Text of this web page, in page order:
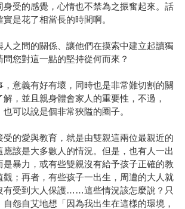
身受的感覺，心情也不禁為之振奮起來。話
是花了相當長的時間啊。
人之間的關係、讓他們在摸索中建立起讀獨
您對這一點的堅持從何而來？
，意義有好有壞，同時也是非常難切割的關
，並且親身體會家人的重要性，不過，
也可以說是個非常狹隘的圈子。
受的愛與教育，就是由雙親這兩位最親近的
應該是大多數人的情況。但是，也有人一出
暴力，或有些雙親沒有給予孩子正確的教
觀；再者，有些孩子一出生，周遭的大人就
有受到大人保護……這些情況該怎麼說？只
怨自艾地想「因為我出生在這樣的環境，